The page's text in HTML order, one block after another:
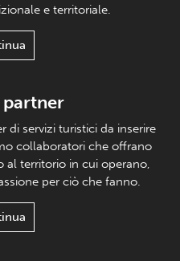
e territoriale.
partner
di servizi turistici da inserire
collaboratori che offrano
al territorio in cui operano,
per ciò che fanno.